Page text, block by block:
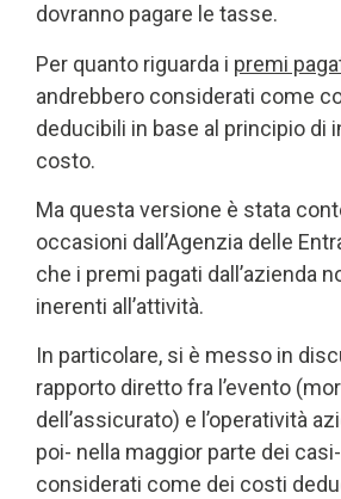
dovranno pagare le tasse.
Per quanto riguarda i premi
andrebbero considerati come
deducibili in base al principio di
costo.
Ma questa versione è stata
occasioni dall’Agenzia delle
che i premi pagati dall’azienda
inerenti all’attività.
In particolare, si è messo in
rapporto diretto fra l’evento
dell’assicurato) e l’operatività
poi- nella maggior parte dei
considerati come dei costi